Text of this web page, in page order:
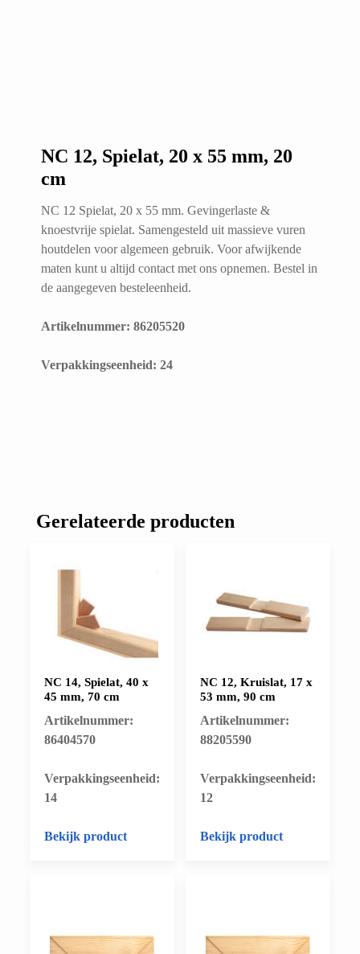
NC 12, Spielat, 20 x 55 mm, 20
cm
NC 12 Spielat, 20 x 55 mm. Gevingerlaste &
knoestvrije spielat. Samengesteld uit massieve vuren
houtdelen voor algemeen gebruik. Voor afwijkende
maten kunt u altijd contact met ons opnemen. Bestel in
de aangegeven besteleenheid.
Artikelnummer: 86205520
​Verpakkingseenheid: 24
Gerelateerde producten
NC 14, Spielat, 40 x
45 mm, 70 cm
Artikelnummer:
86404570
​Verpakkingseenheid:
14
Bekijk product
NC 12, Kruislat, 17 x
53 mm, 90 cm
Artikelnummer:
88205590
​Verpakkingseenheid:
12
Bekijk product